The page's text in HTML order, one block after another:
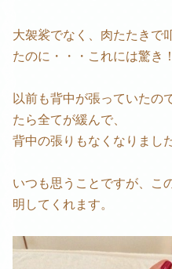
大袈裟でなく、肉たたきで
たのに・・・これには驚き
以前も背中が張っていたの
たら全てが緩んで、
背中の張りもなくなりました
いつも思うことですが、こ
明してくれます。